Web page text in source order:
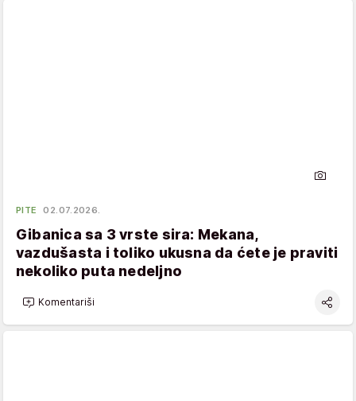
PITE 02.07.2026.
Gibanica sa 3 vrste sira: Mekana,
vazdušasta i toliko ukusna da ćete je praviti
nekoliko puta nedeljno
Komentariši